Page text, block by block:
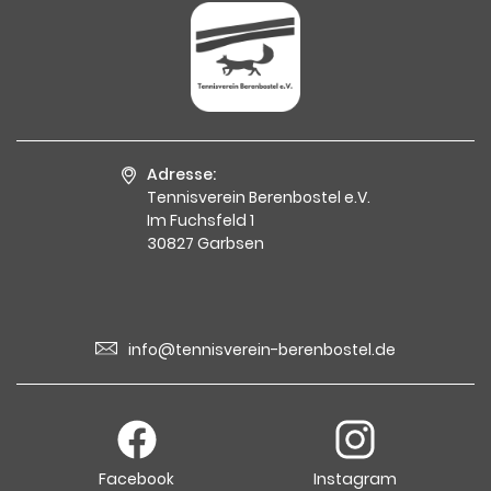
Adresse:
Tennisverein Berenbostel e.V.
Im Fuchsfeld 1
30827 Garbsen
info@tennisverein-berenbostel.de
Facebook Instagram